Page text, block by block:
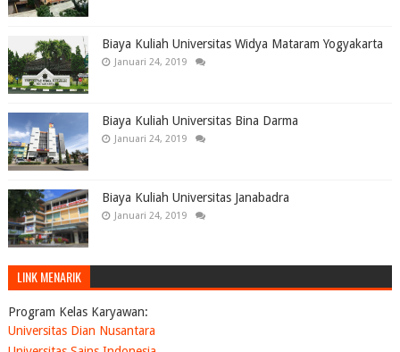
Biaya Kuliah Universitas Widya Mataram Yogyakarta
Januari 24, 2019
Biaya Kuliah Universitas Bina Darma
Januari 24, 2019
Biaya Kuliah Universitas Janabadra
Januari 24, 2019
LINK MENARIK
Program Kelas Karyawan:
Universitas Dian Nusantara